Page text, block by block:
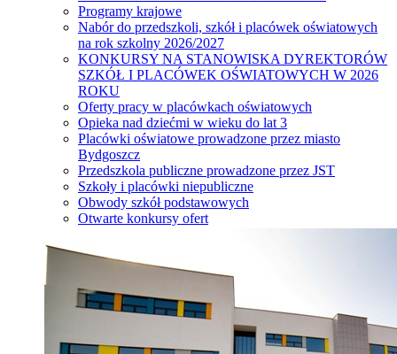
Programy krajowe
Nabór do przedszkoli, szkół i placówek oświatowych
na rok szkolny 2026/2027
KONKURSY NA STANOWISKA DYREKTORÓW
SZKÓŁ I PLACÓWEK OŚWIATOWYCH W 2026
ROKU
Oferty pracy w placówkach oświatowych
Opieka nad dziećmi w wieku do lat 3
Placówki oświatowe prowadzone przez miasto
Bydgoszcz
Przedszkola publiczne prowadzone przez JST
Szkoły i placówki niepubliczne
Obwody szkół podstawowych
Otwarte konkursy ofert